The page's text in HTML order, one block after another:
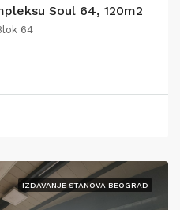
Soul 64, 120m2
64
IZDAVANJE STANOVA BEOGRAD